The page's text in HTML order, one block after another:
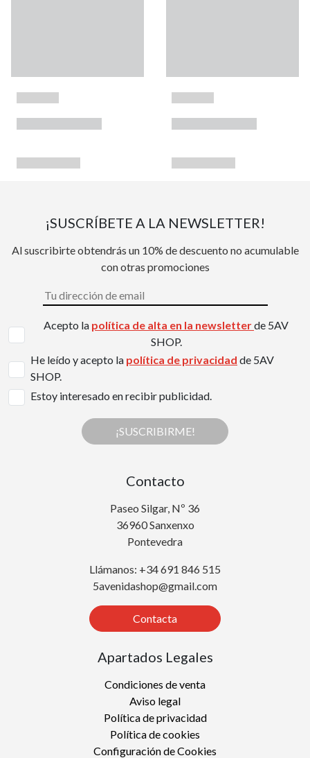
¡SUSCRÍBETE A LA NEWSLETTER!
Al suscribirte obtendrás un 10% de descuento no acumulable
con otras promociones
Acepto la política de alta en la newsletterde 5AV
SHOP.
He leído y acepto la política de privacidad de 5AV
SHOP.
Estoy interesado en recibir publicidad.
¡SUSCRIBIRME!
Contacto
Paseo Silgar, Nº 36
36960 Sanxenxo
Pontevedra
Llámanos: +34 691 846 515
5avenidashop@gmail.com
Contacta
Apartados Legales
Condiciones de venta
Aviso legal
Política de privacidad
Política de cookies
Configuración de Cookies